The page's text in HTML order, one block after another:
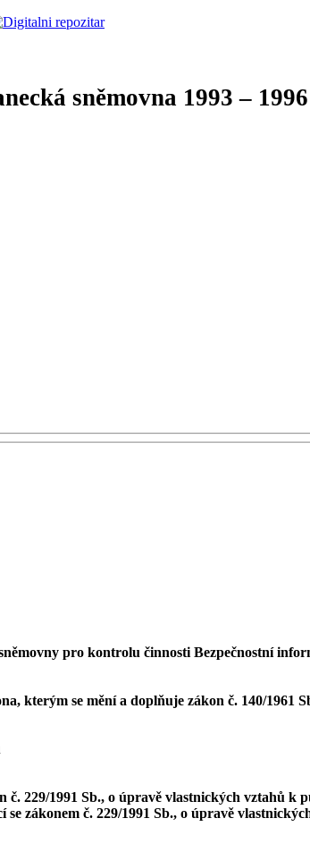
sněmovna 1993 – 1996
pro kontrolu činnosti Bezpečnostní
kterým se mění a doplňuje zákon č. 140/1961
229/1991 Sb., o úpravě vlastnických vztahů k
zákonem č. 229/1991 Sb., o úpravě